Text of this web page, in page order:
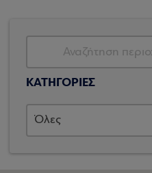
ΚΑΤΗΓΟΡΙΕΣ